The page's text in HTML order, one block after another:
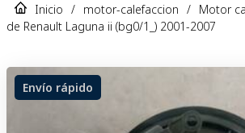
Inicio / motor-calefaccion / Motor
de Renault Laguna ii (bg0/1_) 2001-2007
Envío rápido